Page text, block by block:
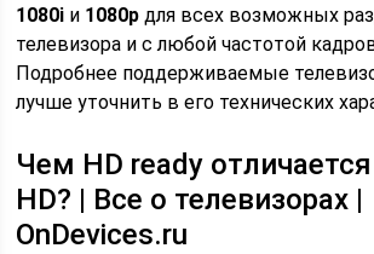
1080i и 1080p для всех возможных
телевизора и с любой частотой
Подробнее поддерживаемые
лучше уточнить в его технических
Чем HD ready отличается
HD? | Все о телевизорах |
OnDevices.ru